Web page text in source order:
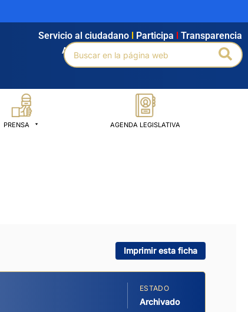
Agendamiento Intranet Búsqueda avanzada
Servicio al ciudadano Participa Transparencia
Buscar
por:
PRENSA AGENDA LEGISLATIVA
Imprimir esta ficha
ESTADO
Archivado